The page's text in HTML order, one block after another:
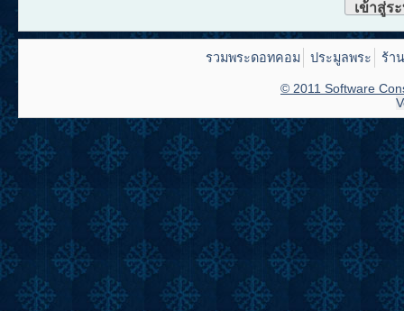
เข้าสู่ร
รวมพระดอทคอม ประมูลพระ ร้า
© 2011 Software